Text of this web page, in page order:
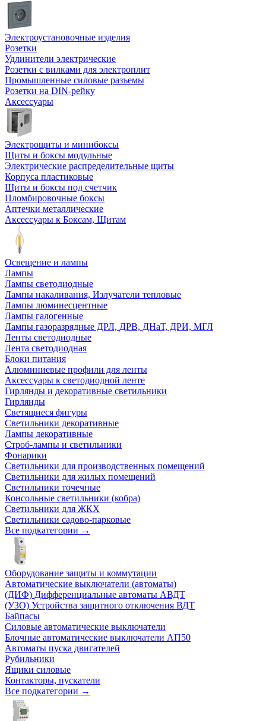
Электроустановочные изделия
Розетки
Удлинители электрические
Розетки с вилками для электроплит
Промышленные силовые разъемы
Розетки на DIN-рейку
Аксессуары
Электрощиты и минибоксы
Щиты и боксы модульные
Электрические распределительные щиты
Корпуса пластиковые
Щиты и боксы под счетчик
Пломбировочные боксы
Аптечки металлические
Аксессуары к Боксам, Щитам
Освещение и лампы
Лампы
Лампы светодиодные
Лампы накаливания, Излучатели тепловые
Лампы люминесцентные
Лампы галогенные
Лампы газоразрядные ДРЛ, ДРВ, ДНаТ, ДРИ, МГЛ
Ленты светодиодные
Лента светодиодная
Блоки питания
Алюминиевые профили для ленты
Аксессуары к светодиодной ленте
Гирлянды и декоративные светильники
Гирлянды
Светящиеся фигуры
Светильники декоративные
Лампы декоративные
Строб-лампы и светильники
Фонарики
Светильники для производственных помещений
Светильники для жилых помещений
Светильники точечные
Консольные светильники (кобра)
Светильники для ЖКХ
Светильники садово-парковые
Все подкатегории →
Оборудование защиты и коммутации
Автоматические выключатели (автоматы)
(ДИФ) Дифференциальные автоматы АВДТ
(УЗО) Устройства защитного отключения ВДТ
Байпасы
Силовые автоматические выключатели
Блочные автоматические выключатели АП50
Автоматы пуска двигателей
Рубильники
Ящики силовые
Контакторы, пускатели
Все подкатегории →